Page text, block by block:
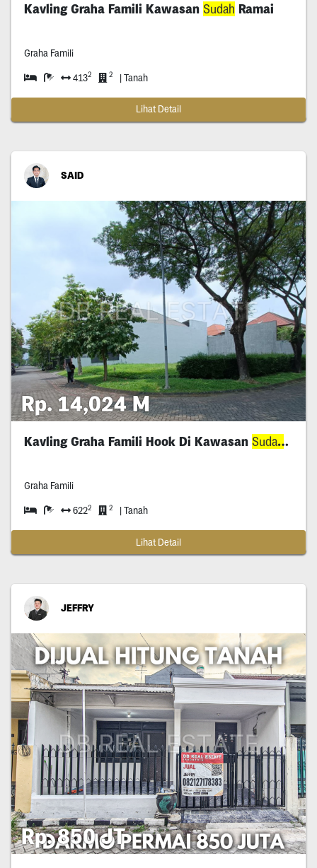
Kavling Graha Famili Kawasan Sudah Ramai
Graha Famili
4132 2 | Tanah
Lihat Detail
SAID
Rp. 14,024 M
Kavling Graha Famili Hook Di Kawasan Sudah
Graha Famili
6222 2 | Tanah
Lihat Detail
JEFFRY
Rp. 850 JT